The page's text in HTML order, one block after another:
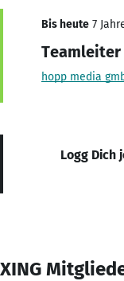
Bis heute 7
Teamleiter
hopp media
Logg Dich
XING